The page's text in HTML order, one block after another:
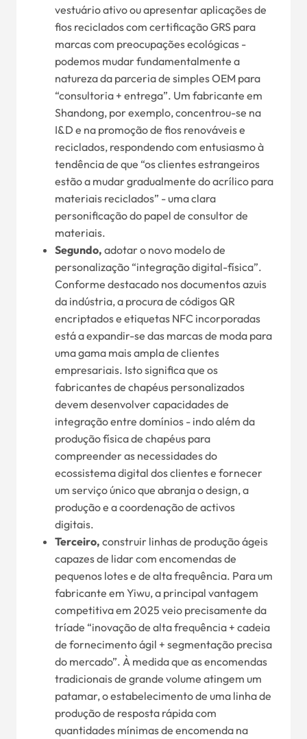
vestuário ativo ou apresentar aplicações de
fios reciclados com certificação GRS para
marcas com preocupações ecológicas -
podemos mudar fundamentalmente a
natureza da parceria de simples OEM para
“consultoria + entrega”. Um fabricante em
Shandong, por exemplo, concentrou-se na
I&D e na promoção de fios renováveis e
reciclados, respondendo com entusiasmo à
tendência de que “os clientes estrangeiros
estão a mudar gradualmente do acrílico para
materiais reciclados” - uma clara
personificação do papel de consultor de
materiais.
Segundo, adotar o novo modelo de
personalização “integração digital-física”.
Conforme destacado nos documentos azuis
da indústria, a procura de códigos QR
encriptados e etiquetas NFC incorporadas
está a expandir-se das marcas de moda para
uma gama mais ampla de clientes
empresariais. Isto significa que os
fabricantes de chapéus personalizados
devem desenvolver capacidades de
integração entre domínios - indo além da
produção física de chapéus para
compreender as necessidades do
ecossistema digital dos clientes e fornecer
um serviço único que abranja o design, a
produção e a coordenação de activos
digitais.
Terceiro, construir linhas de produção ágeis
capazes de lidar com encomendas de
pequenos lotes e de alta frequência. Para um
fabricante em Yiwu, a principal vantagem
competitiva em 2025 veio precisamente da
tríade “inovação de alta frequência + cadeia
de fornecimento ágil + segmentação precisa
do mercado”. À medida que as encomendas
tradicionais de grande volume atingem um
patamar, o estabelecimento de uma linha de
produção de resposta rápida com
quantidades mínimas de encomenda na